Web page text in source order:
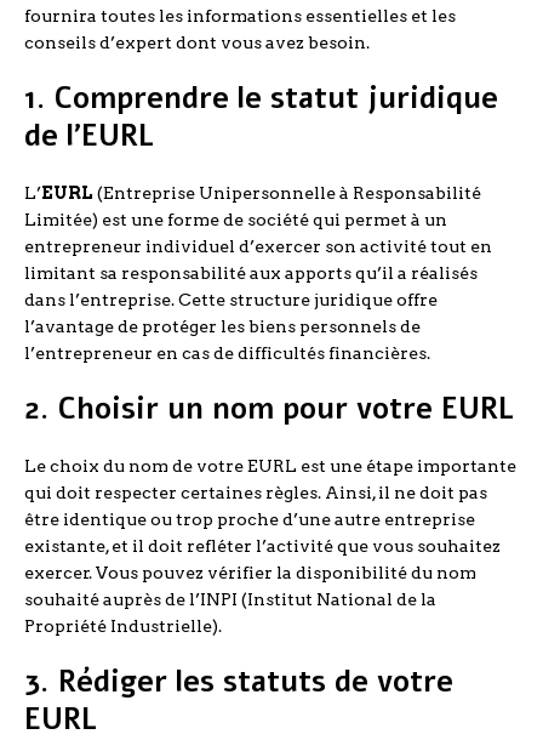
fournira toutes les informations essentielles et les
conseils d’expert dont vous avez besoin.
1. Comprendre le statut juridique
de l’EURL
L’EURL (Entreprise Unipersonnelle à Responsabilité
Limitée) est une forme de société qui permet à un
entrepreneur individuel d’exercer son activité tout en
limitant sa responsabilité aux apports qu’il a réalisés
dans l’entreprise. Cette structure juridique offre
l’avantage de protéger les biens personnels de
l’entrepreneur en cas de difficultés financières.
2. Choisir un nom pour votre EURL
Le choix du nom de votre EURL est une étape importante
qui doit respecter certaines règles. Ainsi, il ne doit pas
être identique ou trop proche d’une autre entreprise
existante, et il doit refléter l’activité que vous souhaitez
exercer. Vous pouvez vérifier la disponibilité du nom
souhaité auprès de l’INPI (Institut National de la
Propriété Industrielle).
3. Rédiger les statuts de votre
EURL